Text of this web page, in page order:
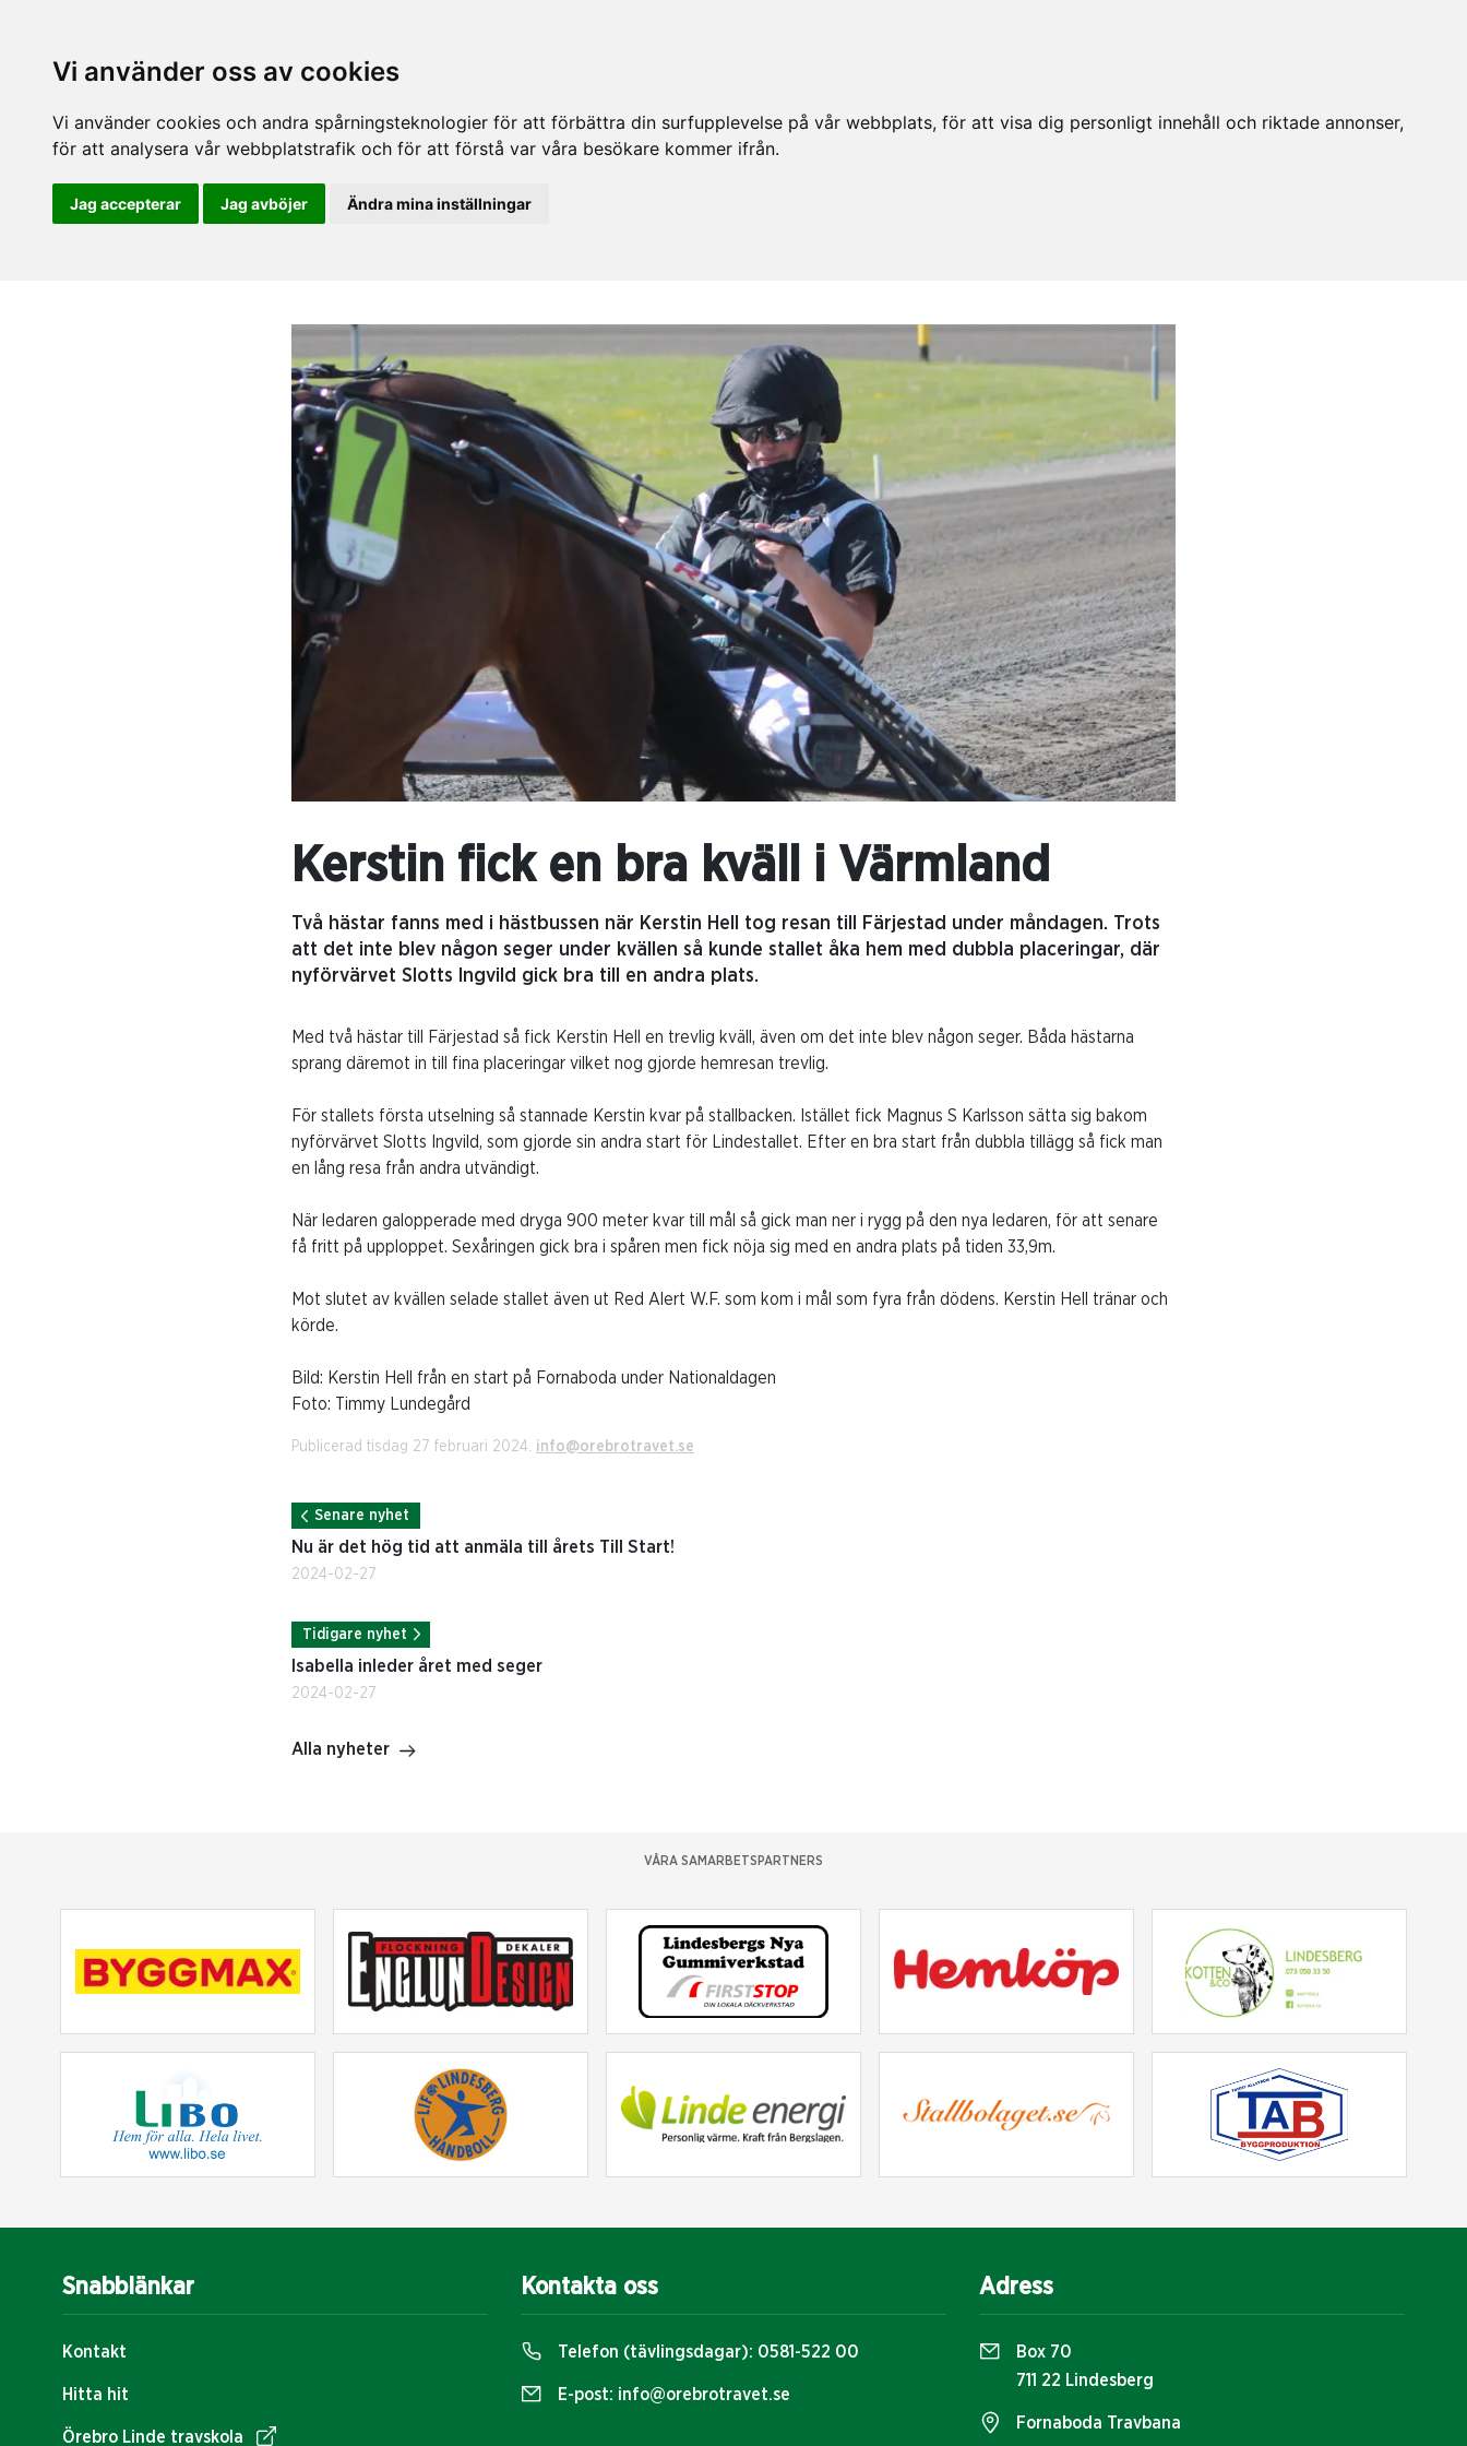
Vi använder oss av cookies
Vi använder cookies och andra spårningsteknologier för att förbättra din surfupplevelse på vår webbplats, för att visa dig personligt innehåll och riktade annonser,
för att analysera vår webbplatstrafik och för att förstå var våra besökare kommer ifrån.
Jag accepterar Jag avböjer Ändra mina inställningar
Kerstin fick en bra kväll i Värmland
Två hästar fanns med i hästbussen när Kerstin Hell tog resan till Färjestad under måndagen. Trots
att det inte blev någon seger under kvällen så kunde stallet åka hem med dubbla placeringar, där
nyförvärvet Slotts Ingvild gick bra till en andra plats.
Med två hästar till Färjestad så fick Kerstin Hell en trevlig kväll, även om det inte blev någon seger. Båda hästarna
sprang däremot in till fina placeringar vilket nog gjorde hemresan trevlig.
För stallets första utselning så stannade Kerstin kvar på stallbacken. Istället fick Magnus S Karlsson sätta sig bakom
nyförvärvet Slotts Ingvild, som gjorde sin andra start för Lindestallet. Efter en bra start från dubbla tillägg så fick man
en lång resa från andra utvändigt.
När ledaren galopperade med dryga 900 meter kvar till mål så gick man ner i rygg på den nya ledaren, för att senare
få fritt på upploppet. Sexåringen gick bra i spåren men fick nöja sig med en andra plats på tiden 33,9m.
Mot slutet av kvällen selade stallet även ut Red Alert W.F. som kom i mål som fyra från dödens. Kerstin Hell tränar och
körde.
Bild: Kerstin Hell från en start på Fornaboda under Nationaldagen
Foto: Timmy Lundegård
Publicerad tisdag 27 februari 2024. info@orebrotravet.se
Senare nyhet
Nu är det hög tid att anmäla till årets Till Start!
2024-02-27
Tidigare nyhet
Isabella inleder året med seger
2024-02-27
Alla nyheter
VÅRA SAMARBETSPARTNERS
Snabblänkar
Kontakt
Hitta hit
Örebro Linde travskola
Kontakta oss
Telefon (tävlingsdagar): 0581-522 00
E-post: info@orebrotravet.se
Adress
Box 70
711 22 Lindesberg
Fornaboda Travbana